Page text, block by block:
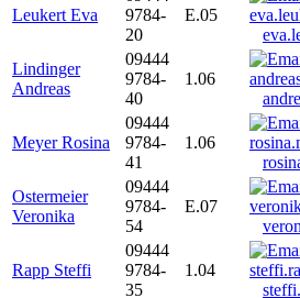
Leukert Eva
9784-
20
E.05
Lindinger
Andreas
09444
9784-
40
1.06
Meyer Rosina
09444
9784-
41
1.06
Ostermeier
Veronika
09444
9784-
54
E.07
Rapp Steffi
09444
9784-
35
1.04